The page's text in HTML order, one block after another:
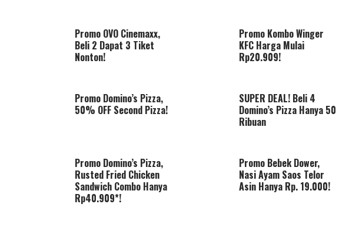
Promo OVO Cinemaxx,
Beli 2 Dapat 3 Tiket
Nonton!
Promo Kombo Winger
KFC Harga Mulai
Rp20.909!
Promo Domino’s Pizza,
50% OFF Second Pizza!
SUPER DEAL! Beli 4
Domino’s Pizza Hanya 50
Ribuan
Promo Domino’s Pizza,
Rusted Fried Chicken
Sandwich Combo Hanya
Rp40.909*!
Promo Bebek Dower,
Nasi Ayam Saos Telor
Asin Hanya Rp. 19.000!